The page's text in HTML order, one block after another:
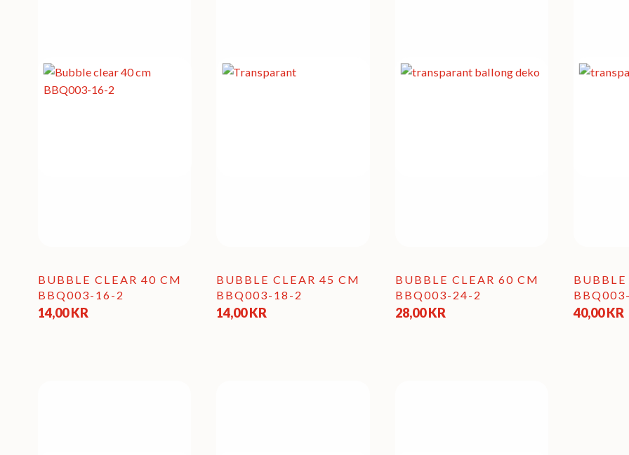
BUBBLE CLEAR 40 CM
BBQ003-16-2
14,00KR
BUBBLE CLEAR 45 CM
BBQ003-18-2
14,00KR
BUBBLE CLEAR 60 CM
BBQ003-24-2
28,00KR 40,00KR